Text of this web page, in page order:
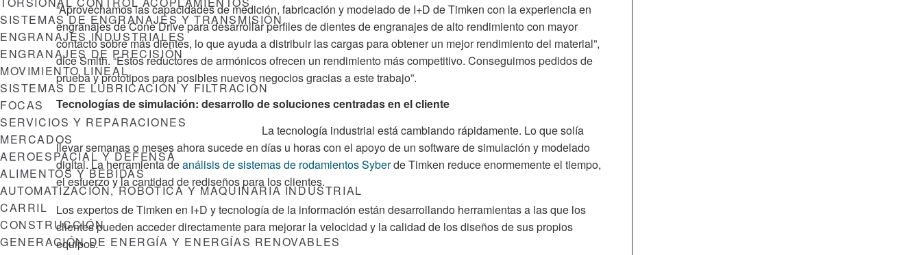
SISTEMAS DE ENGRANAJES Y TRANSMISIÓN
ENGRANAJES INDUSTRIALES
ENGRANAJES DE PRECISIÓN
MOVIMIENTO LINEAL
SISTEMAS DE LUBRICACIÓN Y FILTRACIÓN
FOCAS
SERVICIOS Y REPARACIONES
MERCADOS
AEROESPACIAL Y DEFENSA
ALIMENTOS Y BEBIDAS
AUTOMATIZACIÓN, ROBÓTICA Y MAQUINARIA INDUSTRIAL
CARRIL
CONSTRUCCIÓN
GENERACIÓN DE ENERGÍA Y ENERGÍAS RENOVABLES
“Aprovechamos las capacidades de medición, fabricación y modelado de I+D de Timken con la experiencia en
engranajes de Cone Drive para desarrollar perfiles de dientes de engranajes de alto rendimiento con mayor
contacto sobre más dientes, lo que ayuda a distribuir las cargas para obtener un mejor rendimiento del material”,
dice Smith. “Estos reductores de armónicos ofrecen un rendimiento más competitivo. Conseguimos pedidos de
prueba y prototipos para posibles nuevos negocios gracias a este trabajo”.
Tecnologías de simulación: desarrollo de soluciones centradas en el cliente
La tecnología industrial está cambiando rápidamente. Lo que solía
llevar semanas o meses ahora sucede en días u horas con el apoyo de un software de simulación y modelado
digital. La herramienta deanálisis de sistemas de rodamientos Syberde Timken reduce enormemente el tiempo,
el esfuerzo y la cantidad de rediseños para los clientes.
Los expertos de Timken en I+D y tecnología de la información están desarrollando herramientas a las que los
clientes pueden acceder directamente para mejorar la velocidad y la calidad de los diseños de sus propios
equipos.